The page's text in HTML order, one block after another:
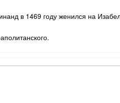
в 1469 году женился на